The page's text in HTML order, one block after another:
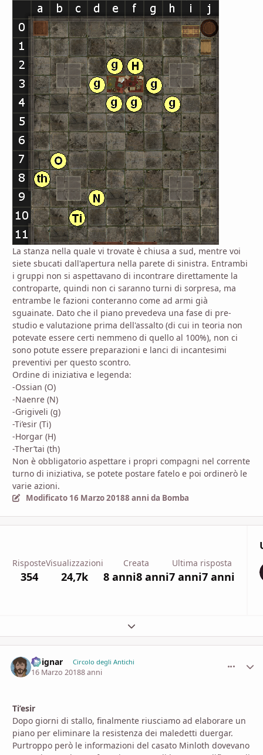
La stanza nella quale vi trovate è chiusa a sud, mentre voi
siete sbucati dall'apertura nella parete di sinistra. Entrambi
i gruppi non si aspettavano di incontrare direttamente la
controparte, quindi non ci saranno turni di sorpresa, ma
entrambe le fazioni conteranno come ad armi già
sguainate. Dato che il piano prevedeva una fase di pre-
studio e valutazione prima dell'assalto (di cui in teoria non
potevate essere certi nemmeno di quello al 100%), non ci
sono potute essere preparazioni e lanci di incantesimi
preventivi per questo scontro.
Ordine di iniziativa e legenda:
-Ossian (O)
-Naenre (N)
-Grigiveli (g)
-Ti’esir (Ti)
-Horgar (H)
-Ther’tai (th)
Non è obbligatorio aspettare i propri compagni nel corrente
turno di iniziativa, se potete postare fatelo e poi ordinerò le
varie azioni.
Modificato 16 Marzo 20188 anni da Bomba
Risposte
354
Visualizzazioni
24,7k
Creata
8 anni8 anni
Ultima risposta
7 anni7 anni
Espandi panoramica del topic
Voignar Circolo degli Antichi
16 Marzo 20188 anni
Ti’esir
Dopo giorni di stallo, finalmente riusciamo ad elaborare un
piano per eliminare la resistenza dei maledetti duergar.
Purtroppo però le informazioni del casato Minloth dovevano